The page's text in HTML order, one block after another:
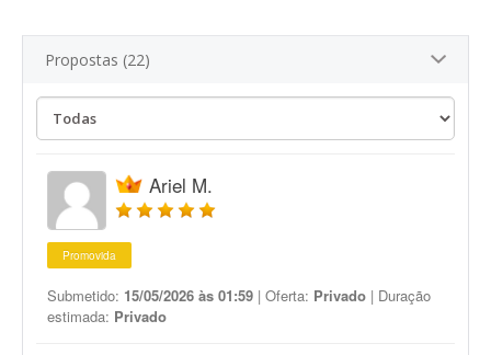
Propostas (22)
Ariel M.
Promovida
Submetido: 15/05/2026 às 01:59 | Oferta: Privado | Duração
estimada: Privado